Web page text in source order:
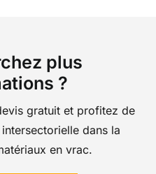
plus
?
gratuit et profitez de
dans la
en vrac.